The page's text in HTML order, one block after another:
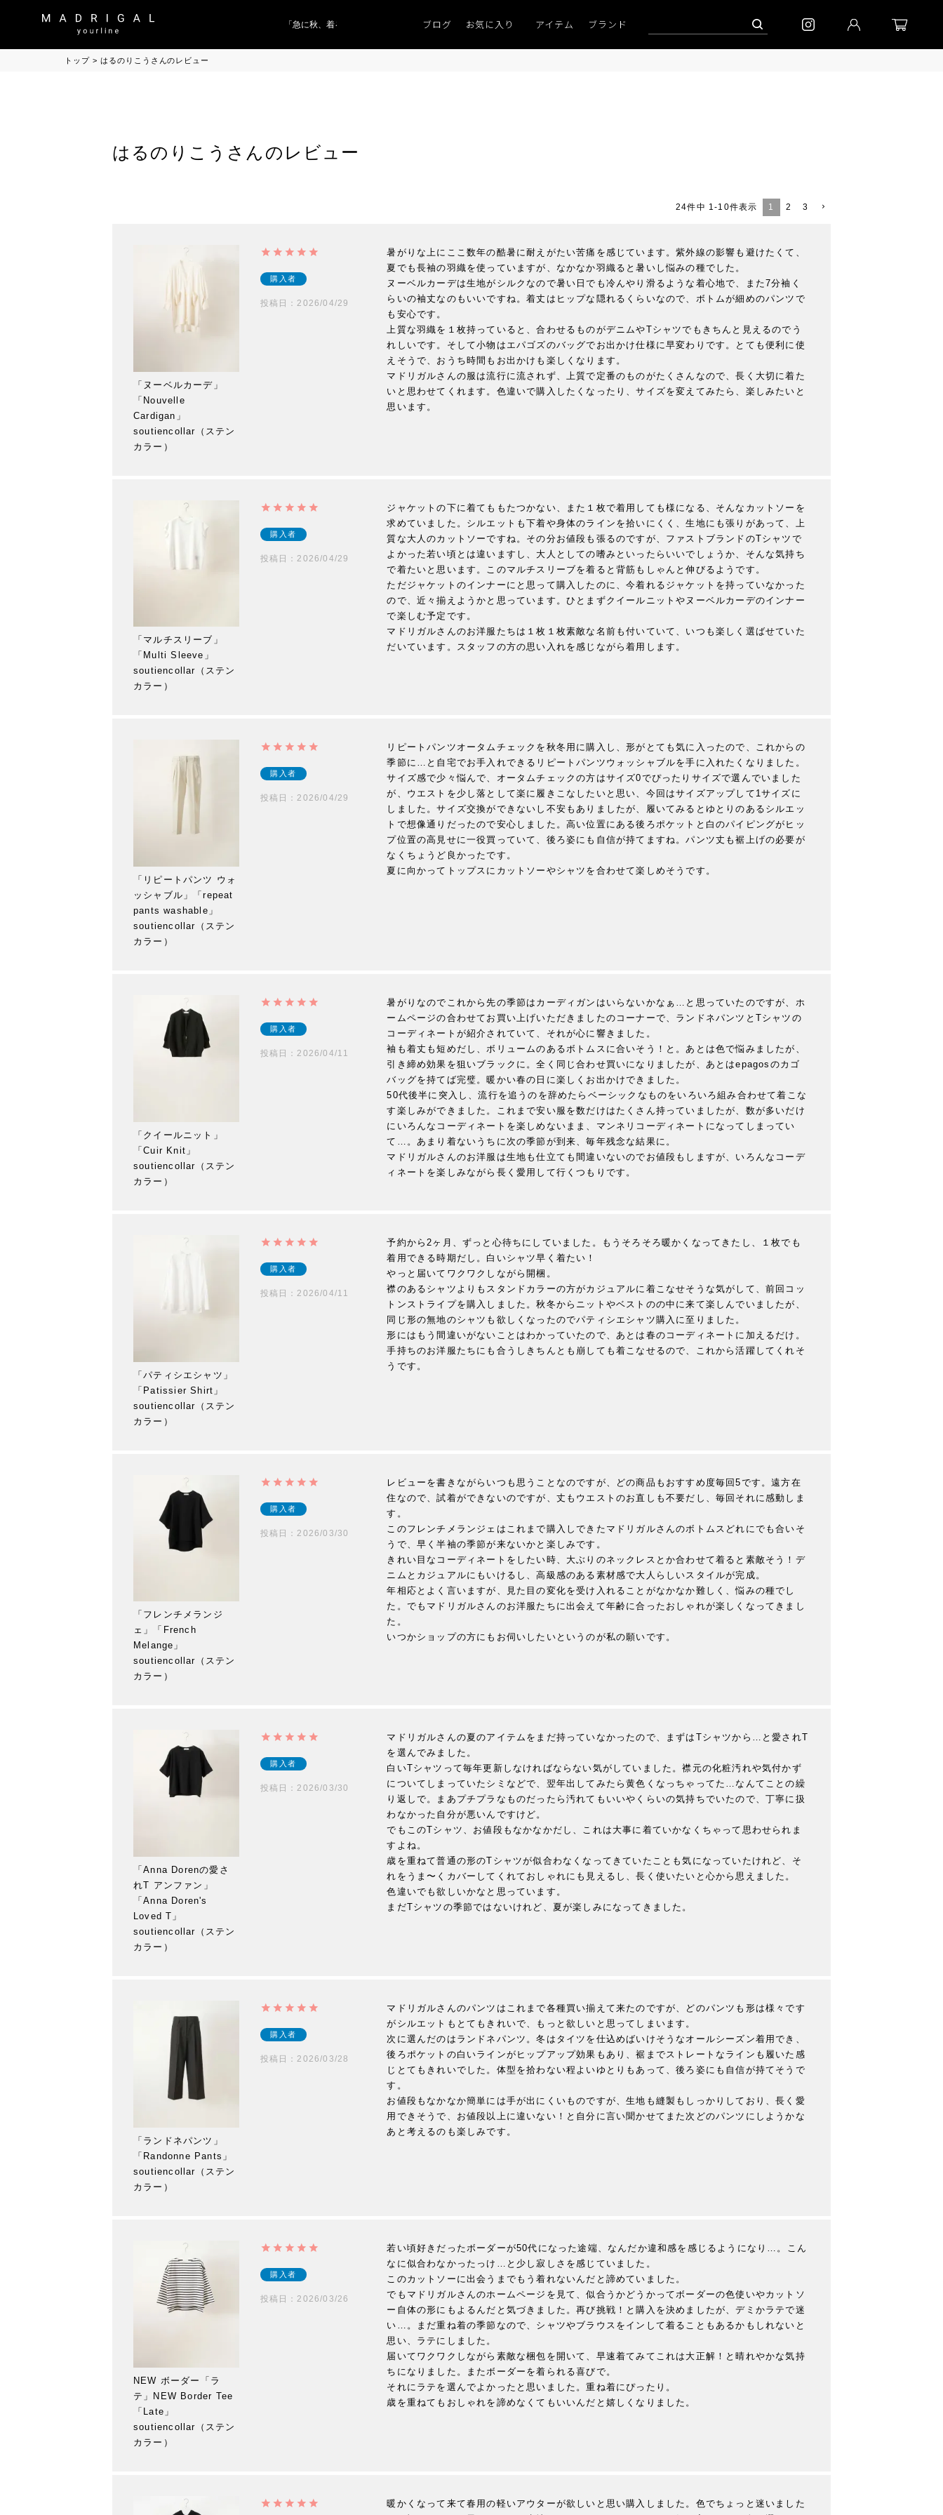
「急に秋、着るものがない」 「キレイなニット」 ポイント9％「マンスリーポイントキャンペーン」 到着(8/7)｜eb.a.gos 予約│「エッグジャケット GREY」
ブログ お気に入り アイテム ブランド
トップ はるのりこうさんのレビュー
はるのりこうさんのレビュー
24件中 1-10件表示 1 2 3
「ヌーベルカーデ」
「Nouvelle
Cardigan」
soutiencollar（ステン
カラー）
購入者
投稿日 2026/04/29
暑がりな上にここ数年の酷暑に耐えがたい苦痛を感じています。紫外線の影響も避けたくて、
夏でも長袖の羽織を使っていますが、なかなか羽織ると暑いし悩みの種でした。
ヌーベルカーデは生地がシルクなので暑い日でも冷んやり滑るような着心地で、また7分袖く
らいの袖丈なのもいいですね。着丈はヒップな隠れるくらいなので、ボトムが細めのパンツで
も安心です。
上質な羽織を１枚持っていると、合わせるものがデニムやTシャツでもきちんと見えるのでう
れしいです。そして小物はエパゴズのバッグでお出かけ仕様に早変わりです。とても便利に使
えそうで、おうち時間もお出かけも楽しくなります。
マドリガルさんの服は流行に流されず、上質で定番のものがたくさんなので、長く大切に着た
いと思わせてくれます。色違いで購入したくなったり、サイズを変えてみたら、楽しみたいと
思います。
「マルチスリーブ」
「Multi Sleeve」
soutiencollar（ステン
カラー）
購入者
投稿日 2026/04/29
ジャケットの下に着てももたつかない、また１枚で着用しても様になる、そんなカットソーを
求めていました。シルエットも下着や身体のラインを拾いにくく、生地にも張りがあって、上
質な大人のカットソーですね。その分お値段も張るのですが、ファストブランドのTシャツで
よかった若い頃とは違いますし、大人としての嗜みといったらいいでしょうか、そんな気持ち
で着たいと思います。このマルチスリーブを着ると背筋もしゃんと伸びるようです。
ただジャケットのインナーにと思って購入したのに、今着れるジャケットを持っていなかった
ので、近々揃えようかと思っています。ひとまずクイールニットやヌーベルカーデのインナー
で楽しむ予定です。
マドリガルさんのお洋服たちは１枚１枚素敵な名前も付いていて、いつも楽しく選ばせていた
だいています。スタッフの方の思い入れを感じながら着用します。
「リピートパンツ ウォ
ッシャブル」「repeat
pants washable」
soutiencollar（ステン
カラー）
購入者
投稿日 2026/04/29
リピートパンツオータムチェックを秋冬用に購入し、形がとても気に入ったので、これからの
季節に…と自宅でお手入れできるリピートパンツウォッシャブルを手に入れたくなりました。
サイズ感で少々悩んで、オータムチェックの方はサイズ0でぴったりサイズで選んでいました
が、ウエストを少し落として楽に履きこなしたいと思い、今回はサイズアップして1サイズに
しました。サイズ交換ができないし不安もありましたが、履いてみるとゆとりのあるシルエッ
トで想像通りだったので安心しました。高い位置にある後ろポケットと白のパイピングがヒッ
プ位置の高見せに一役買っていて、後ろ姿にも自信が持てますね。パンツ丈も裾上げの必要が
なくちょうど良かったです。
夏に向かってトップスにカットソーやシャツを合わせて楽しめそうです。
「クイールニット」
「Cuir Knit」
soutiencollar（ステン
カラー）
購入者
投稿日 2026/04/11
暑がりなのでこれから先の季節はカーディガンはいらないかなぁ…と思っていたのですが、ホ
ームページの合わせてお買い上げいただきましたのコーナーで、ランドネパンツとTシャツの
コーディネートが紹介されていて、それが心に響きました。
袖も着丈も短めだし、ボリュームのあるボトムスに合いそう！と。あとは色で悩みましたが、
引き締め効果を狙いブラックに。全く同じ合わせ買いになりましたが、あとはepagosのカゴ
バッグを持てば完璧。暖かい春の日に楽しくお出かけできました。
50代後半に突入し、流行を追うのを辞めたらベーシックなものをいろいろ組み合わせて着こな
す楽しみができました。これまで安い服を数だけはたくさん持っていましたが、数が多いだけ
にいろんなコーディネートを楽しめないまま、マンネリコーディネートになってしまってい
て…。あまり着ないうちに次の季節が到来、毎年残念な結果に。
マドリガルさんのお洋服は生地も仕立ても間違いないのでお値段もしますが、いろんなコーデ
ィネートを楽しみながら長く愛用して行くつもりです。
「パティシエシャツ」
「Patissier Shirt」
soutiencollar（ステン
カラー）
購入者
投稿日 2026/04/11
予約から2ヶ月、ずっと心待ちにしていました。もうそろそろ暖かくなってきたし、１枚でも
着用できる時期だし。白いシャツ早く着たい！
やっと届いてワクワクしながら開梱。
襟のあるシャツよりもスタンドカラーの方がカジュアルに着こなせそうな気がして、前回コッ
トンストライプを購入しました。秋冬からニットやベストのの中に来て楽しんでいましたが、
同じ形の無地のシャツも欲しくなったのでパティシエシャツ購入に至りました。
形にはもう間違いがないことはわかっていたので、あとは春のコーディネートに加えるだけ。
手持ちのお洋服たちにも合うしきちんとも崩しても着こなせるので、これから活躍してくれそ
うです。
「フレンチメランジ
ェ」「French
Melange」
soutiencollar（ステン
カラー）
購入者
投稿日 2026/03/30
レビューを書きながらいつも思うことなのですが、どの商品もおすすめ度毎回5です。遠方在
住なので、試着ができないのですが、丈もウエストのお直しも不要だし、毎回それに感動しま
す。
このフレンチメランジェはこれまで購入しできたマドリガルさんのボトムスどれにでも合いそ
うで、早く半袖の季節が来ないかと楽しみです。
きれい目なコーディネートをしたい時、大ぶりのネックレスとか合わせて着ると素敵そう！デ
ニムとカジュアルにもいけるし、高級感のある素材感で大人らしいスタイルが完成。
年相応とよく言いますが、見た目の変化を受け入れることがなかなか難しく、悩みの種でし
た。でもマドリガルさんのお洋服たちに出会えて年齢に合ったおしゃれが楽しくなってきまし
た。
いつかショップの方にもお伺いしたいというのが私の願いです。
「Anna Dorenの愛さ
れT アンファン」
「Anna Doren's
Loved T」
soutiencollar（ステン
カラー）
購入者
投稿日 2026/03/30
マドリガルさんの夏のアイテムをまだ持っていなかったので、まずはTシャツから…と愛されT
を選んでみました。
白いTシャツって毎年更新しなければならない気がしていました。襟元の化粧汚れや気付かず
についてしまっていたシミなどで、翌年出してみたら黄色くなっちゃってた…なんてことの繰
り返しで。まあプチプラなものだったら汚れてもいいやくらいの気持ちでいたので、丁寧に扱
わなかった自分が悪いんですけど。
でもこのTシャツ、お値段もなかなかだし、これは大事に着ていかなくちゃって思わせられま
すよね。
歳を重ねて普通の形のTシャツが似合わなくなってきていたことも気になっていたけれど、そ
れをうま〜くカバーしてくれておしゃれにも見えるし、長く使いたいと心から思えました。
色違いでも欲しいかなと思っています。
まだTシャツの季節ではないけれど、夏が楽しみになってきました。
「ランドネパンツ」
「Randonne Pants」
soutiencollar（ステン
カラー）
購入者
投稿日 2026/03/28
マドリガルさんのパンツはこれまで各種買い揃えて来たのですが、どのパンツも形は様々です
がシルエットもとてもきれいで、もっと欲しいと思ってしまいます。
次に選んだのはランドネパンツ。冬はタイツを仕込めばいけそうなオールシーズン着用でき、
後ろポケットの白いラインがヒップアップ効果もあり、裾までストレートなラインも履いた感
じとてもきれいでした。体型を拾わない程よいゆとりもあって、後ろ姿にも自信が持てそうで
す。
お値段もなかなか簡単には手が出にくいものですが、生地も縫製もしっかりしており、長く愛
用できそうで、お値段以上に違いない！と自分に言い聞かせてまた次どのパンツにしようかな
あと考えるのも楽しみです。
NEW ボーダー「ラ
テ」NEW Border Tee
「Late」
soutiencollar（ステン
カラー）
購入者
投稿日 2026/03/26
若い頃好きだったボーダーが50代になった途端、なんだか違和感を感じるようになり…。こん
なに似合わなかったっけ…と少し寂しさを感じていました。
このカットソーに出会うまでもう着れないんだと諦めていました。
でもマドリガルさんのホームページを見て、似合うかどうかってボーダーの色使いやカットソ
ー自体の形にもよるんだと気づきました。再び挑戦！と購入を決めましたが、デミかラテで迷
い…。まだ重ね着の季節なので、シャツやブラウスをインして着ることもあるかもしれないと
思い、ラテにしました。
届いてワクワクしながら素敵な梱包を開いて、早速着てみてこれは大正解！と晴れやかな気持
ちになりました。またボーダーを着られる喜びで。
それにラテを選んでよかったと思いました。重ね着にぴったり。
歳を重ねてもおしゃれを諦めなくてもいいんだと嬉しくなりました。
暖かくなって来て春用の軽いアウターが欲しいと思い購入しました。色でちょっと迷いました